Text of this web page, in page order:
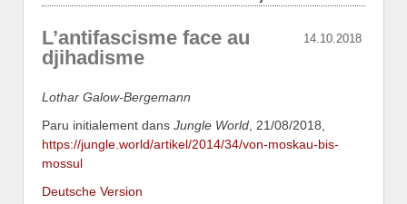
14.10.2018
L’antifascisme face au
djihadisme
Lothar Galow-Bergemann
Paru initialement dans Jungle World , 21/08/2018,
https://jungle.world/artikel/2014/34/von-moskau-bis-
mossul
Deutsche Version